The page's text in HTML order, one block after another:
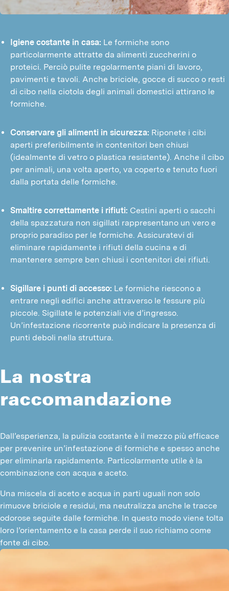
Igiene costante in casa: Le formiche sono
particolarmente attratte da alimenti zuccherini o
proteici. Perciò pulite regolarmente piani di lavoro,
pavimenti e tavoli. Anche briciole, gocce di succo o resti
di cibo nella ciotola degli animali domestici attirano le
formiche.
Conservare gli alimenti in sicurezza: Riponete i cibi
aperti preferibilmente in contenitori ben chiusi
(idealmente di vetro o plastica resistente). Anche il cibo
per animali, una volta aperto, va coperto e tenuto fuori
dalla portata delle formiche.
Smaltire correttamente i rifiuti: Cestini aperti o sacchi
della spazzatura non sigillati rappresentano un vero e
proprio paradiso per le formiche. Assicuratevi di
eliminare rapidamente i rifiuti della cucina e di
mantenere sempre ben chiusi i contenitori dei rifiuti.
Sigillare i punti di accesso: Le formiche riescono a
entrare negli edifici anche attraverso le fessure più
piccole. Sigillate le potenziali vie d’ingresso.
Un’infestazione ricorrente può indicare la presenza di
punti deboli nella struttura.
La nostra
raccomandazione
Dall’esperienza, la pulizia costante è il mezzo più efficace
per prevenire un’infestazione di formiche e spesso anche
per eliminarla rapidamente. Particolarmente utile è la
combinazione con acqua e aceto.
Una miscela di aceto e acqua in parti uguali non solo
rimuove briciole e residui, ma neutralizza anche le tracce
odorose seguite dalle formiche. In questo modo viene tolta
loro l’orientamento e la casa perde il suo richiamo come
fonte di cibo.